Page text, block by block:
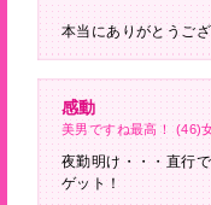
本当にありがとうご
感動
美男ですね最高！
夜勤明け・・・直行
ゲット！